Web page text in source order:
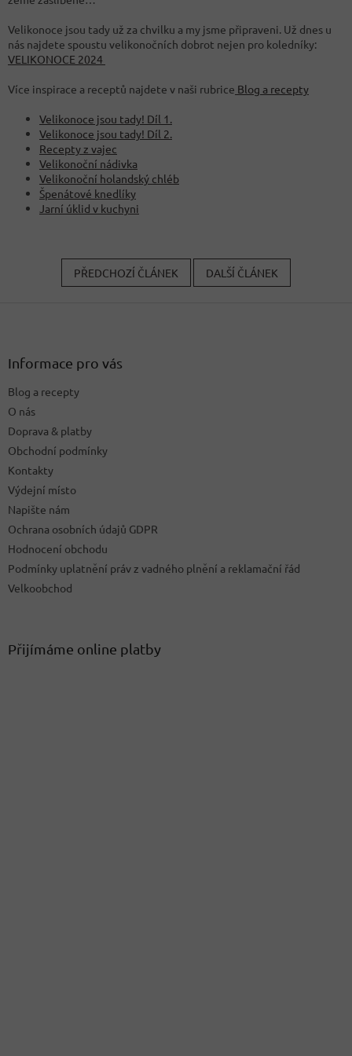
Velikonoce jsou tady už za chvilku a my jsme připraveni. Už dnes u
nás najdete spoustu velikonočních dobrot nejen pro koledníky:
VELIKONOCE 2024
Více inspirace a receptů najdete v naši rubrice Blog a recepty
Velikonoce jsou tady! Díl 1.
Velikonoce jsou tady! Díl 2.
Recepty z vajec
Velikonoční nádivka
Velikonoční holandský chléb
Špenátové knedlíky
Jarní úklid v kuchyni
PŘEDCHOZÍ ČLÁNEK DALŠÍ ČLÁNEK
Informace pro vás
Blog a recepty
O nás
Doprava & platby
Obchodní podmínky
Kontakty
Výdejní místo
Napište nám
Ochrana osobních údajů GDPR
Hodnocení obchodu
Podmínky uplatnění práv z vadného plnění a reklamační řád
Velkoobchod
Přijímáme online platby